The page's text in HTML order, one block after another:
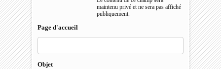
maintenu privé et ne sera pas affiché
publiquement.
Page d'accueil
Objet